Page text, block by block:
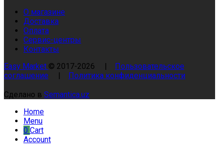
О магазине
Доставка
Оплата
Сервис-центры
Контакты
Easy Market © 2017-2026 | Пользовательское
соглашение | Политика конфиденциальности
Сделано в Semantica.uz
Home
Menu
0 Cart
Account